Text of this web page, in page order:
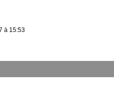
à 15:53